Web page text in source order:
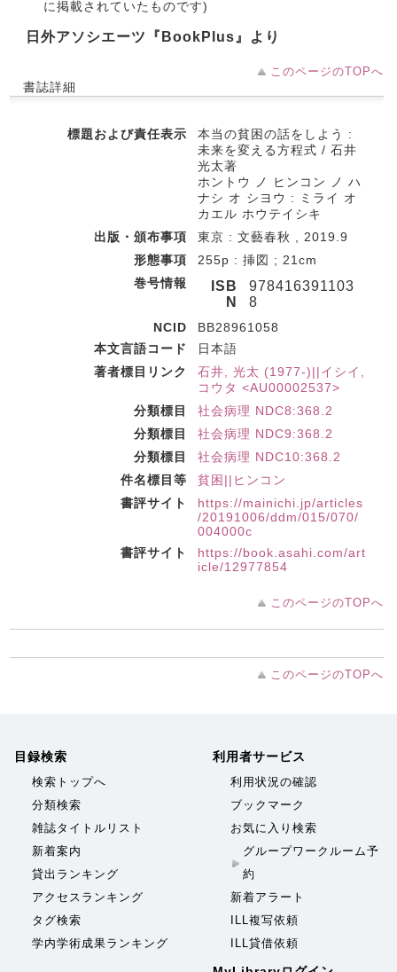
に掲載されていたものです)
日外アソシエーツ『BookPlus』より
このページのTOPへ
書誌詳細
標題および責任表示
本当の貧困の話をしよう :
未来を変える方程式 / 石井
光太著
ホントウ ノ ヒンコン ノ ハ
ナシ オ シヨウ : ミライ オ
カエル ホウテイシキ
出版・頒布事項
東京 : 文藝春秋 , 2019.9
形態事項
255p : 挿図 ; 21cm
巻号情報
ISB
N
978416391103
8
NCID
BB28961058
本文言語コード
日本語
著者標目リンク
石井, 光太 (1977-)||イシイ,
コウタ <AU00002537>
分類標目
社会病理 NDC8:368.2
分類標目
社会病理 NDC9:368.2
分類標目
社会病理 NDC10:368.2
件名標目等
貧困||ヒンコン
書評サイト
https://mainichi.jp/articles
/20191006/ddm/015/070/
004000c
書評サイト
https://book.asahi.com/art
icle/12977854
このページのTOPへ
このページのTOPへ
目録検索
検索トップへ
分類検索
雑誌タイトルリスト
新着案内
貸出ランキング
アクセスランキング
タグ検索
学内学術成果ランキング
利用者サービス
利用状況の確認
ブックマーク
お気に入り検索
グループワークルーム予
約
新着アラート
ILL複写依頼
ILL貸借依頼